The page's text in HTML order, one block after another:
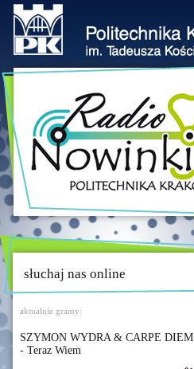
słuchaj nas online
aktualnie gramy:
SZYMON WYDRA & CARPE DIEM
- Teraz Wiem